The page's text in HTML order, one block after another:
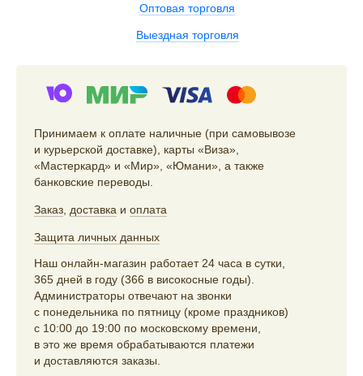
Оптовая торговля
Выездная торговля
Принимаем к оплате наличные (при самовывозе
и курьерской доставке), карты «Виза»,
«Мастеркард» и «Мир», «Юмани», а также
банковские переводы.
Заказ доставка и оплата
Защита личных данных
Наш онлайн-магазин работает 24 часа в сутки,
365 дней в году (366 в високосные годы).
Администраторы отвечают на звонки
с понедельника по пятницу (кроме праздников)
с 10:00 до 19:00 по московскому времени,
в это же время обрабатываются платежи
и доставляются заказы.